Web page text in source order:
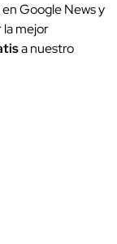
Google News y
la mejor
a nuestro